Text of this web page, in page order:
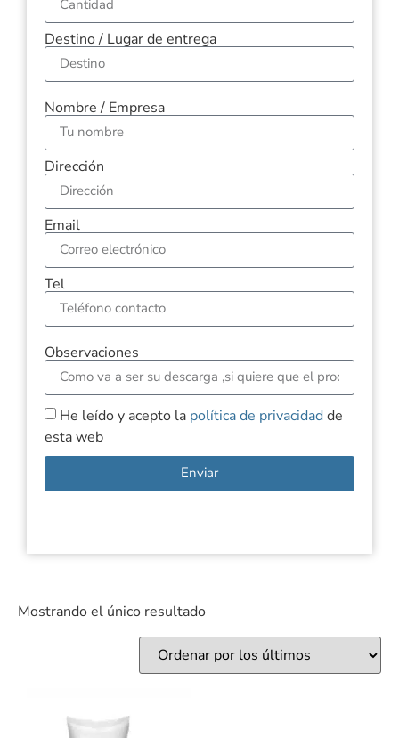
Destino / Lugar de entrega
Nombre / Empresa
Dirección
Email
Tel
Observaciones
He leído y acepto la política de privacidadde
esta web
Enviar
Mostrando el único resultado